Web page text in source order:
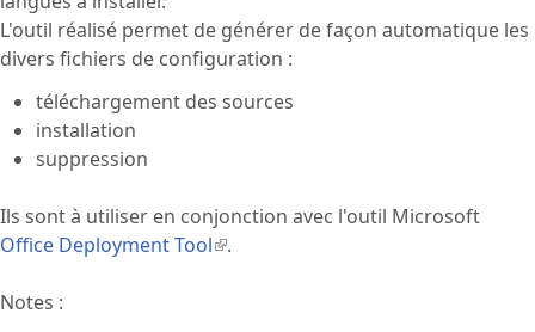
L'outil réalisé permet de générer de façon automatique les
divers fichiers de configuration :
téléchargement des sources
installation
suppression
Ils sont à utiliser en conjonction avec l'outil Microsoft
Office Deployment Tool(le lien est externe)
.
Notes :